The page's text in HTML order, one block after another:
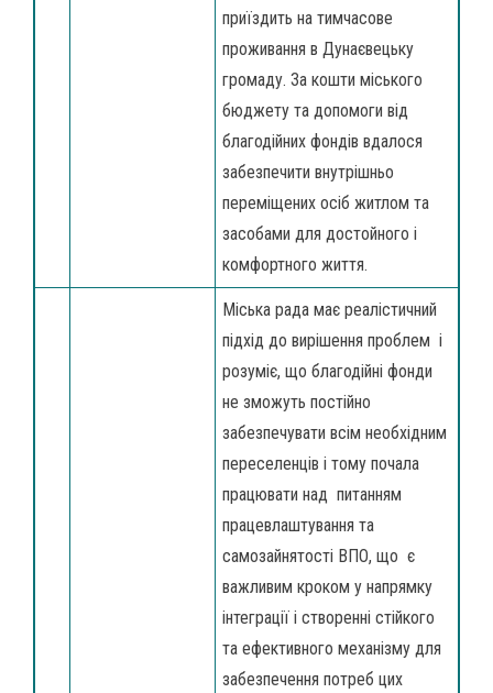
приїздить на тимчасове
проживання в Дунаєвецьку
громаду. За кошти міського
бюджету та допомоги від
благодійних фондів вдалося
забезпечити внутрішньо
переміщених осіб житлом та
засобами для достойного і
комфортного життя.
Міська рада має реалістичний
підхід до вирішення проблем і
розуміє, що благодійні фонди
не зможуть постійно
забезпечувати всім необхідним
переселенців і тому почала
працювати над питанням
працевлаштування та
самозайнятості ВПО, що є
важливим кроком у напрямку
інтеграції і створенні стійкого
та ефективного механізму для
забезпечення потреб цих